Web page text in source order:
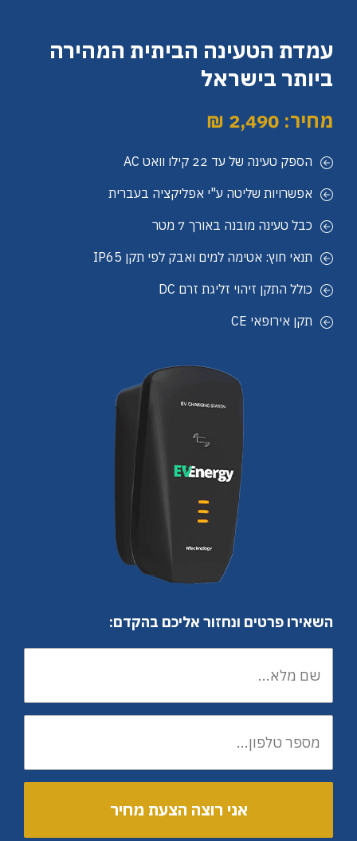
עמדת הטעינה הביתית המהירה
ביותר בישראל
מחיר: 2,490 ₪
הספק טעינה של עד 22 קילו וואט AC
אפשרויות שליטה ע"י אפליקציה בעברית
כבל טעינה מובנה באורך 7 מטר
תנאי חוץ: אטימה למים ואבק לפי תקן IP65
כולל התקן זיהוי זליגת זרם DC
תקן אירופאי CE
השאירו פרטים ונחזור אליכם בהקדם: